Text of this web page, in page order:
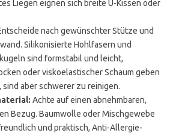
Liegen eignen sich breite U-Kissen oder
nach gewünschter Stütze und
Silikonisierte Hohlfasern und
sind formstabil und leicht,
oder viskoelastischer Schaum geben
sind aber schwerer zu reinigen.
Achte auf einen abnehmbaren,
Bezug. Baumwolle oder Mischgewebe
und praktisch, Anti-Allergie-